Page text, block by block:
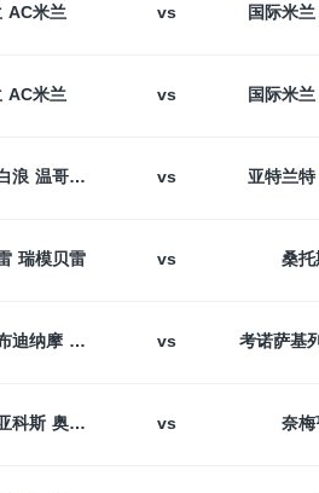
AC米兰 vs 国际米兰
AC米兰 vs 国际米兰
温哥华白浪 vs 亚特兰特
瑞模贝雷 vs 桑托
萨格勒布迪纳摩
vs
奥林匹亚科斯 vs 奈梅